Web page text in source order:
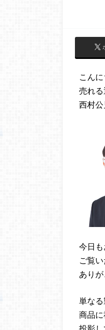
こんに
売れ
西村公
今日も
ご覧
ありが
単な
商品